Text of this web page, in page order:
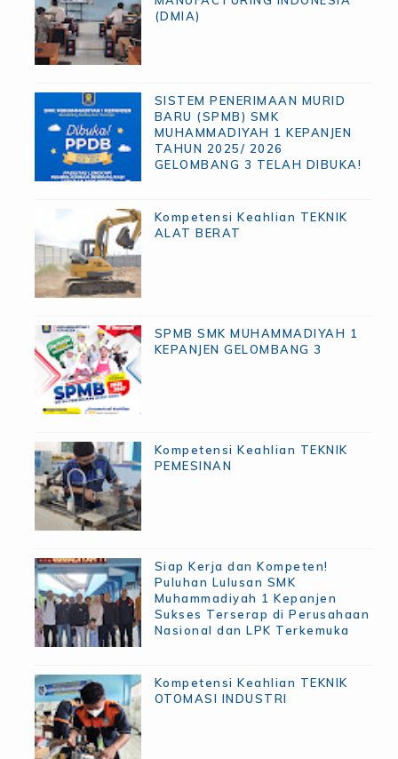
(DMIA)
SISTEM PENERIMAAN MURID
BARU (SPMB) SMK
MUHAMMADIYAH 1 KEPANJEN
TAHUN 2025/ 2026
GELOMBANG 3 TELAH DIBUKA!
Kompetensi Keahlian TEKNIK
ALAT BERAT
SPMB SMK MUHAMMADIYAH 1
KEPANJEN GELOMBANG 3
Kompetensi Keahlian TEKNIK
PEMESINAN
Siap Kerja dan Kompeten!
Puluhan Lulusan SMK
Muhammadiyah 1 Kepanjen
Sukses Terserap di Perusahaan
Nasional dan LPK Terkemuka
Kompetensi Keahlian TEKNIK
OTOMASI INDUSTRI